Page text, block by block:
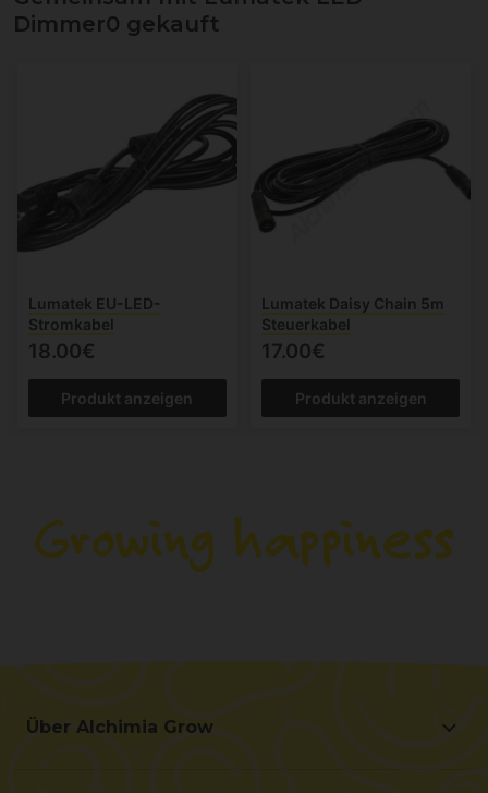
Dimmer0 gekauft
Lumatek EU-LED-
Stromkabel
18.00€
Produkt anzeigen
Lumatek Daisy Chain 5m
Steuerkabel
17.00€
Produkt anzeigen
Über Alchimia Grow